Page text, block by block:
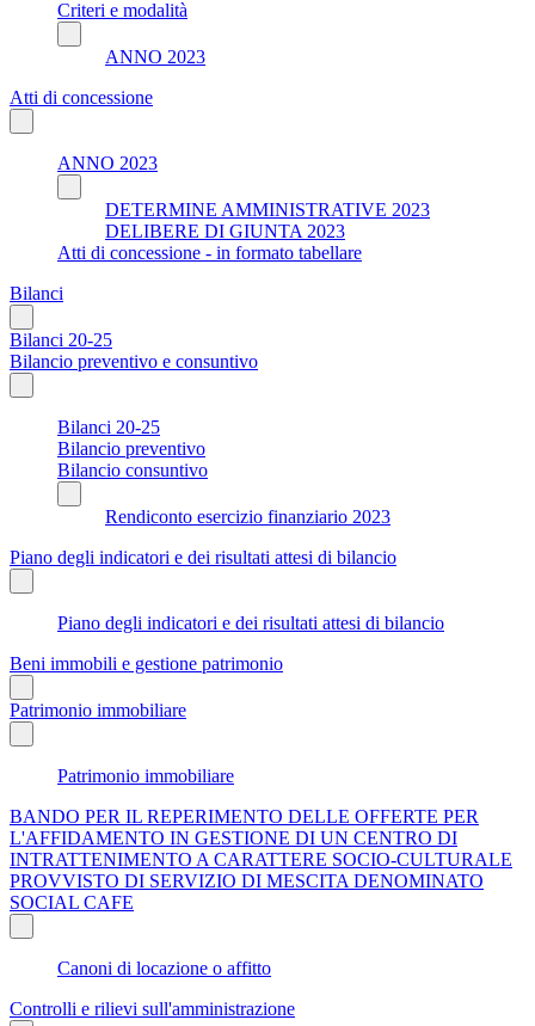
Criteri e modalità
ANNO 2023
Atti di concessione
ANNO 2023
DETERMINE AMMINISTRATIVE 2023
DELIBERE DI GIUNTA 2023
Atti di concessione - in formato tabellare
Bilanci
Bilanci 20-25
Bilancio preventivo e consuntivo
Bilanci 20-25
Bilancio preventivo
Bilancio consuntivo
Rendiconto esercizio finanziario 2023
Piano degli indicatori e dei risultati attesi di bilancio
Piano degli indicatori e dei risultati attesi di bilancio
Beni immobili e gestione patrimonio
Patrimonio immobiliare
Patrimonio immobiliare
BANDO PER IL REPERIMENTO DELLE OFFERTE PER
L'AFFIDAMENTO IN GESTIONE DI UN CENTRO DI
INTRATTENIMENTO A CARATTERE SOCIO-CULTURALE
PROVVISTO DI SERVIZIO DI MESCITA DENOMINATO
SOCIAL CAFE
Canoni di locazione o affitto
Controlli e rilievi sull'amministrazione